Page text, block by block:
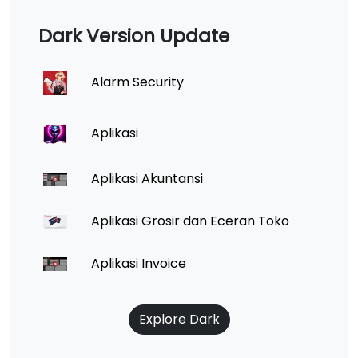
Dark Version Update
Alarm Security
Aplikasi
Aplikasi Akuntansi
Aplikasi Grosir dan Eceran Toko
Aplikasi Invoice
Explore Dark